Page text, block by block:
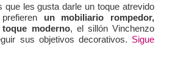
que les gusta darle un toque atrevido
un mobiliario rompedor,
moderno, el sillón Vinchenzo
sus objetivos decorativos. Sigue